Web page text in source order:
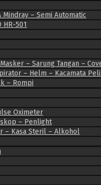
Mindray – Semi Automatic
HR-501
– Sarung Tangan –
– Helm – Kacamata
– Rompi
Oximeter
– Penlight
– Kasa Steril – Alkohol